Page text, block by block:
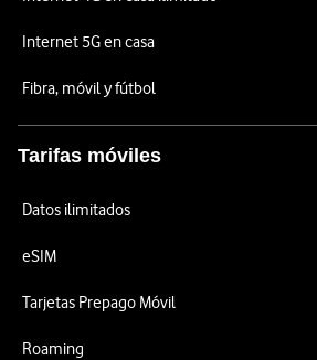
Internet 5G en casa
Fibra, móvil y fútbol
Tarifas móviles
Datos ilimitados
eSIM
Tarjetas Prepago Móvil
Roaming